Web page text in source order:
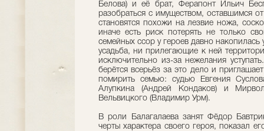
Белова) и её брат, Ферапонт Ильич
разобраться с имуществом, оставшимся
становятся похожи на лезвие ножа,
иначе есть риск потерять не только
семейных ссор у героев давно накопилась
усадьба, ни прилегающие к ней
исключительно из-за нежелания
берётся всерьёз за это дело и
помирить семью: судью Евгения
Алупкина (Андрей Кондаков) и
Вельвицкого (Владимир Урм).
В роли Балагалаева занят Фёдор
черты характера своего героя, показал